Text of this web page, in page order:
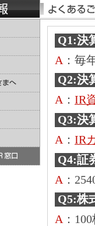
Q1:決
A ：毎
Q2:決
A ： IR
Q3:決
A ： IR
Q4:証
A ：
Q5:株
A ：